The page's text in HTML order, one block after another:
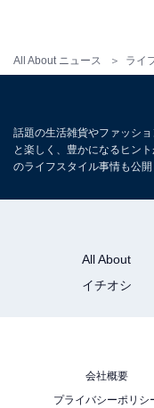
All About ニュース ライ
・
白書』で好きなキャ
・
『幽遊白書』の実写
『幽遊白書』の実写
選！ 「ただただ美
『幽遊白書』の実写
話題の生活雑貨やファッシ
と楽しく、豊かになるヒン
のライフスタイル事情も公開
All About
イチオシ
会社概要
プライバシーポリシ